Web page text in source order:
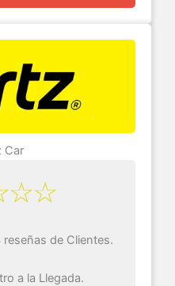
Car
de Clientes.
a la Llegada.